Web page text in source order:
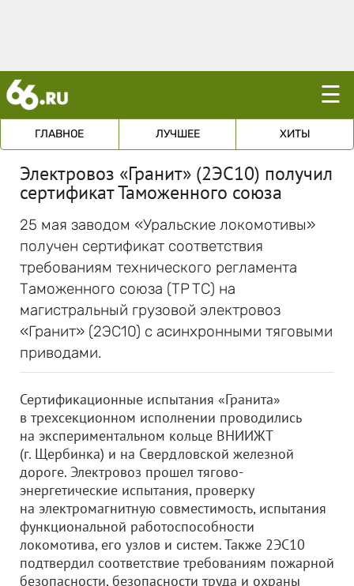
☰
ГЛАВНОЕ ЛУЧШЕЕ ХИТЫ
Электровоз «Гранит» (2ЭС10) получил
сертификат Таможенного союза
25 мая заводом «Уральские локомотивы»
получен сертификат соответствия
требованиям технического регламента
Таможенного союза (ТР ТС) на
магистральный грузовой электровоз
«Гранит» (2ЭС10) с асинхронными тяговыми
приводами.
Сертификационные испытания «Гранита»
в трехсекционном исполнении проводились
на экспериментальном кольце ВНИИЖТ
(г. Щербинка) и на Свердловской железной
дороге. Электровоз прошел тягово-
энергетические испытания, проверку
на электромагнитную совместимость, испытания
функциональной работоспособности
локомотива, его узлов и систем. Также 2ЭС10
подтвердил соответствие требованиям пожарной
безопасности, безопасности труда и охраны